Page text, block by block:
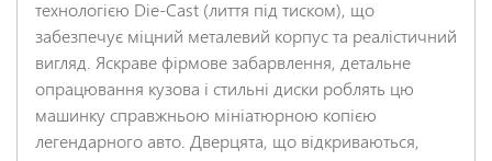
технологією Die-Cast (лиття під тиском), що
забезпечує міцний металевий корпус та реалістичний
вигляд. Яскраве фірмове забарвлення, детальне
опрацювання кузова і стильні диски роблять цю
машинку справжньою мініатюрною копією
легендарного авто. Дверцята, що відкриваються,
*
Відгук